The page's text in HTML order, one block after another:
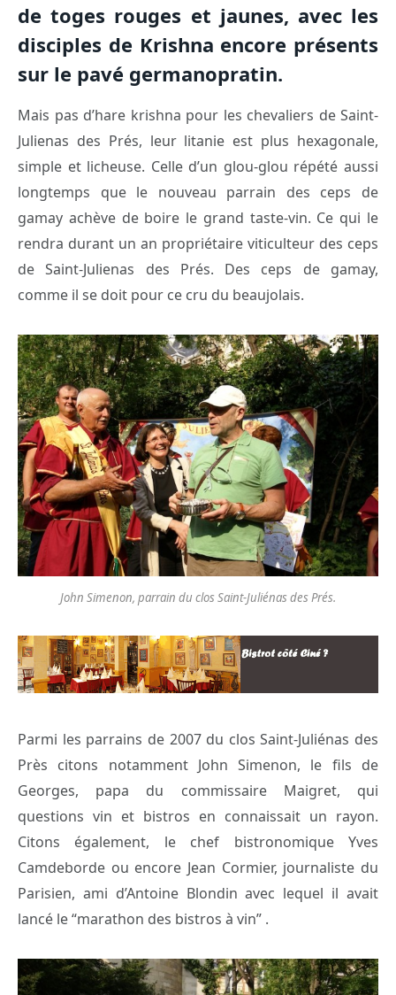
de toges rouges et jaunes, avec les
disciples de Krishna encore présents
sur le pavé germanopratin.
Mais pas d’hare krishna pour les chevaliers de Saint-
Julienas des Prés, leur litanie est plus hexagonale,
simple et licheuse. Celle d’un glou-glou répété aussi
longtemps que le nouveau parrain des ceps de
gamay achève de boire le grand taste-vin. Ce qui le
rendra durant un an propriétaire viticulteur des ceps
de Saint-Julienas des Prés. Des ceps de gamay,
comme il se doit pour ce cru du beaujolais.
John Simenon, parrain du clos Saint-Juliénas des Prés.
Parmi les parrains de 2007 du clos Saint-Juliénas des
Près citons notamment John Simenon, le fils de
Georges, papa du commissaire Maigret, qui
questions vin et bistros en connaissait un rayon.
Citons également, le chef bistronomique Yves
Camdeborde ou encore Jean Cormier, journaliste du
Parisien, ami d’Antoine Blondin avec lequel il avait
lancé le “marathon des bistros à vin” .